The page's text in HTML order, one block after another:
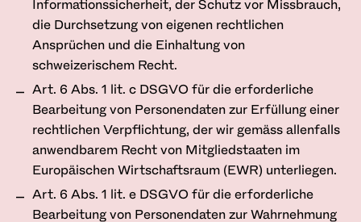
Informationssicherheit, der Schutz vor Missbrauch,
die Durchsetzung von eigenen rechtlichen
Ansprüchen und die Einhaltung von
schweizerischem Recht.
Art. 6 Abs. 1 lit. c DSGVO für die erforderliche
Bearbeitung von Personendaten zur Erfüllung einer
rechtlichen Verpflichtung, der wir gemäss allenfalls
anwendbarem Recht von Mitgliedstaaten im
Europäischen Wirtschaftsraum (EWR) unterliegen.
Art. 6 Abs. 1 lit. e DSGVO für die erforderliche
Bearbeitung von Personendaten zur Wahrnehmung